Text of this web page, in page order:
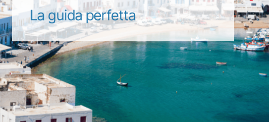
LuxairTours
La guida perfetta